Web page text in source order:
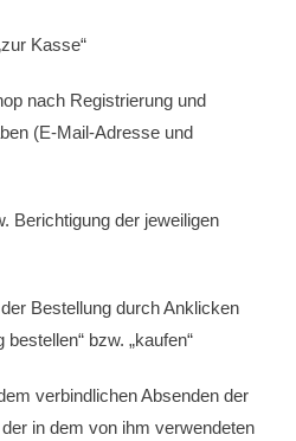
Kasse“
nach Registrierung und
(E-Mail-Adresse und
Berichtigung der jeweiligen
Bestellung durch Anklicken
bzw. „kaufen“
verbindlichen Absenden der
in dem von ihm verwendeten